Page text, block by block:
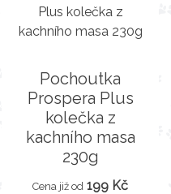
Pochoutka
Prospera Plus
kolečka z
kachního masa
230g
Cena již od 199 Kč